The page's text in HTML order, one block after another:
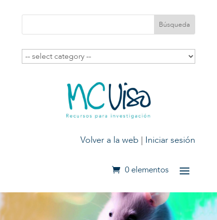
Volver a la web | Iniciar sesión
0 elementos